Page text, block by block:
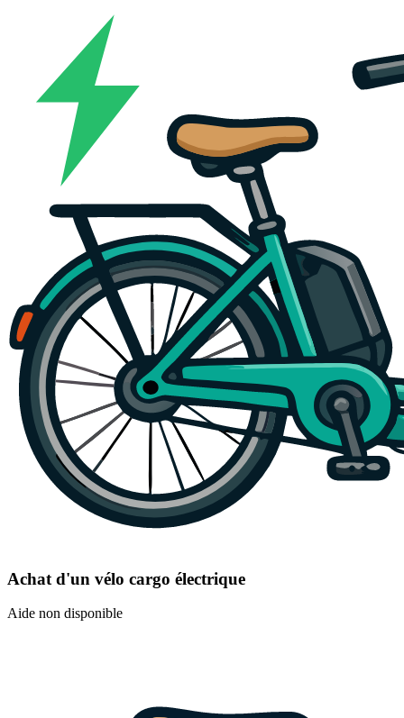
Achat d'un vélo cargo électrique
Aide non disponible